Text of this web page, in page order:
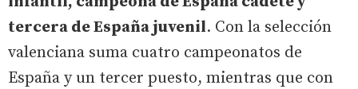
tercera de España juvenil. Con la selección
valenciana suma cuatro campeonatos de
España y un tercer puesto, mientras que con